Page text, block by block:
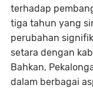
terhadap
tiga tahun yang
perubahan
setara dengan
Bahkan,
dalam berbagai